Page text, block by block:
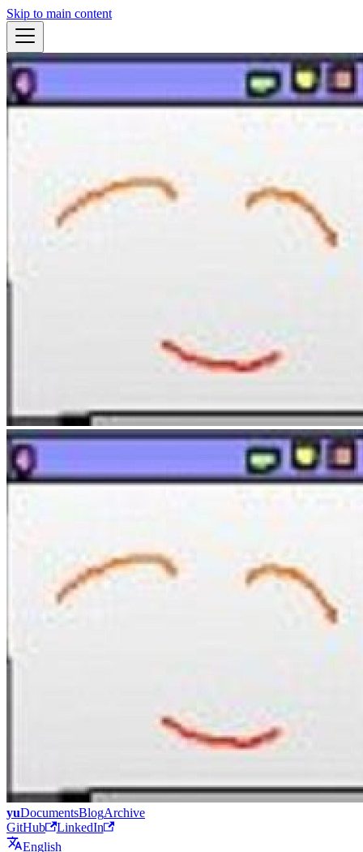
Skip to main content
yuDocumentsBlogArchive
GitHub
LinkedIn
English